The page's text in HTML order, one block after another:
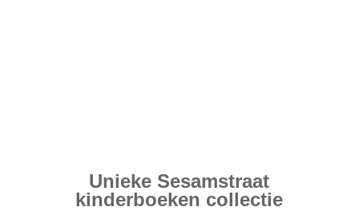
Unieke Sesamstraat
kinderboeken collectie